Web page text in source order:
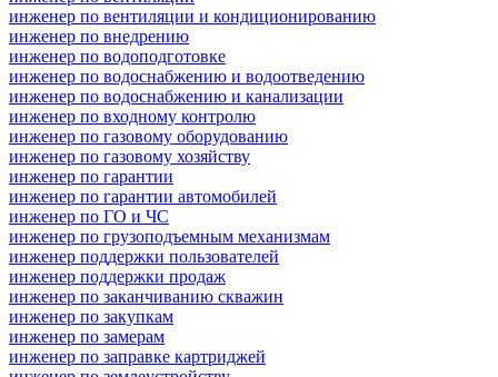
инженер по вентиляции и кондиционированию
инженер по внедрению
инженер по водоподготовке
инженер по водоснабжению и водоотведению
инженер по водоснабжению и канализации
инженер по входному контролю
инженер по газовому оборудованию
инженер по газовому хозяйству
инженер по гарантии
инженер по гарантии автомобилей
инженер по ГО и ЧС
инженер по грузоподъемным механизмам
инженер поддержки пользователей
инженер поддержки продаж
инженер по заканчиванию скважин
инженер по закупкам
инженер по замерам
инженер по заправке картриджей